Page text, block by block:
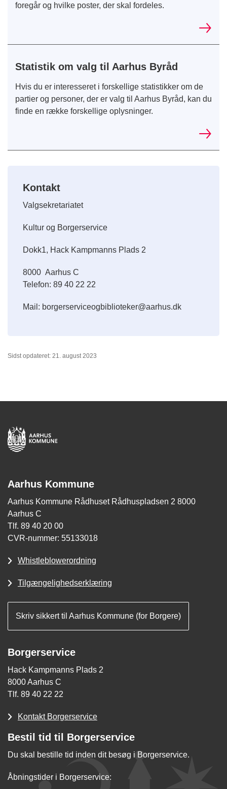
foregår og hvilke poster, der skal fordeles.
Statistik om valg til Aarhus Byråd
Hvis du er interesseret i forskellige statistikker om de
partier og personer, der er valg til Aarhus Byråd, kan du
finde en række forskellige oplysninger.
Kontakt
Valgsekretariatet
Kultur og Borgerservice
Dokk1, Hack Kampmanns Plads 2
8000 Aarhus C
Telefon: 89 40 22 22
Mail: borgerserviceogbiblioteker@aarhus.dk
Sidst opdateret: 21. august 2023
Aarhus Kommune
Aarhus Kommune Rådhuset Rådhuspladsen 2 8000
Aarhus C
Tlf. 89 40 20 00
CVR-nummer: 55133018
Whistleblowerordning
Tilgængelighedserklæring
Skriv sikkert til Aarhus Kommune (for Borgere)
Borgerservice
Hack Kampmanns Plads 2
8000 Aarhus C
Tlf. 89 40 22 22
Kontakt Borgerservice
Bestil tid til Borgerservice
Du skal bestille tid inden dit besøg i Borgerservice.
Åbningstider i Borgerservice: